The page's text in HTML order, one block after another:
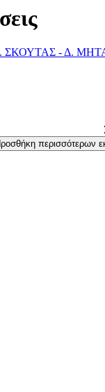
- Δ.
περισσότερων